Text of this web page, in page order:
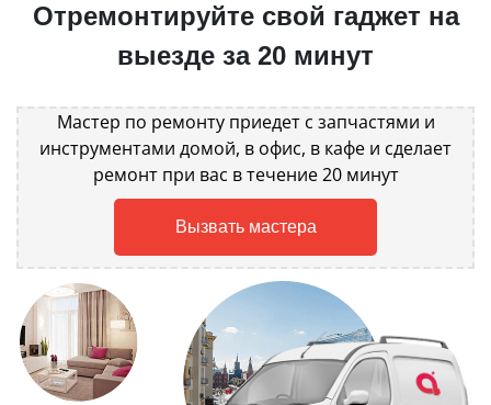
Отремонтируйте свой гаджет на
выезде за 20 минут
Мастер по ремонту приедет с запчастями и
инструментами домой, в офис, в кафе и сделает
ремонт при вас в течение 20 минут
Вызвать мастера